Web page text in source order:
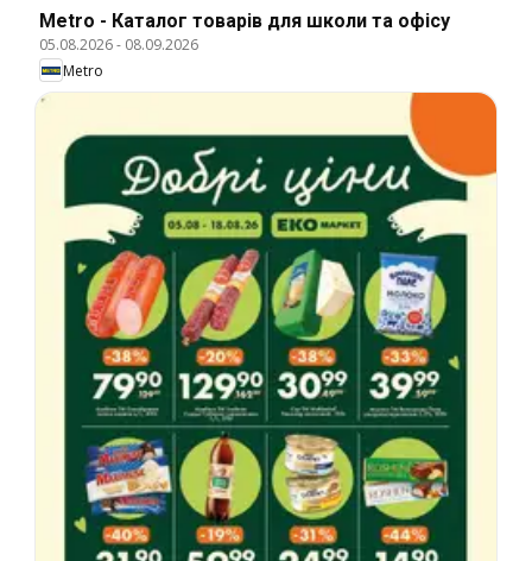
Metro - Каталог товарів для школи та офісу
05.08.2026- 08.09.2026
Metro